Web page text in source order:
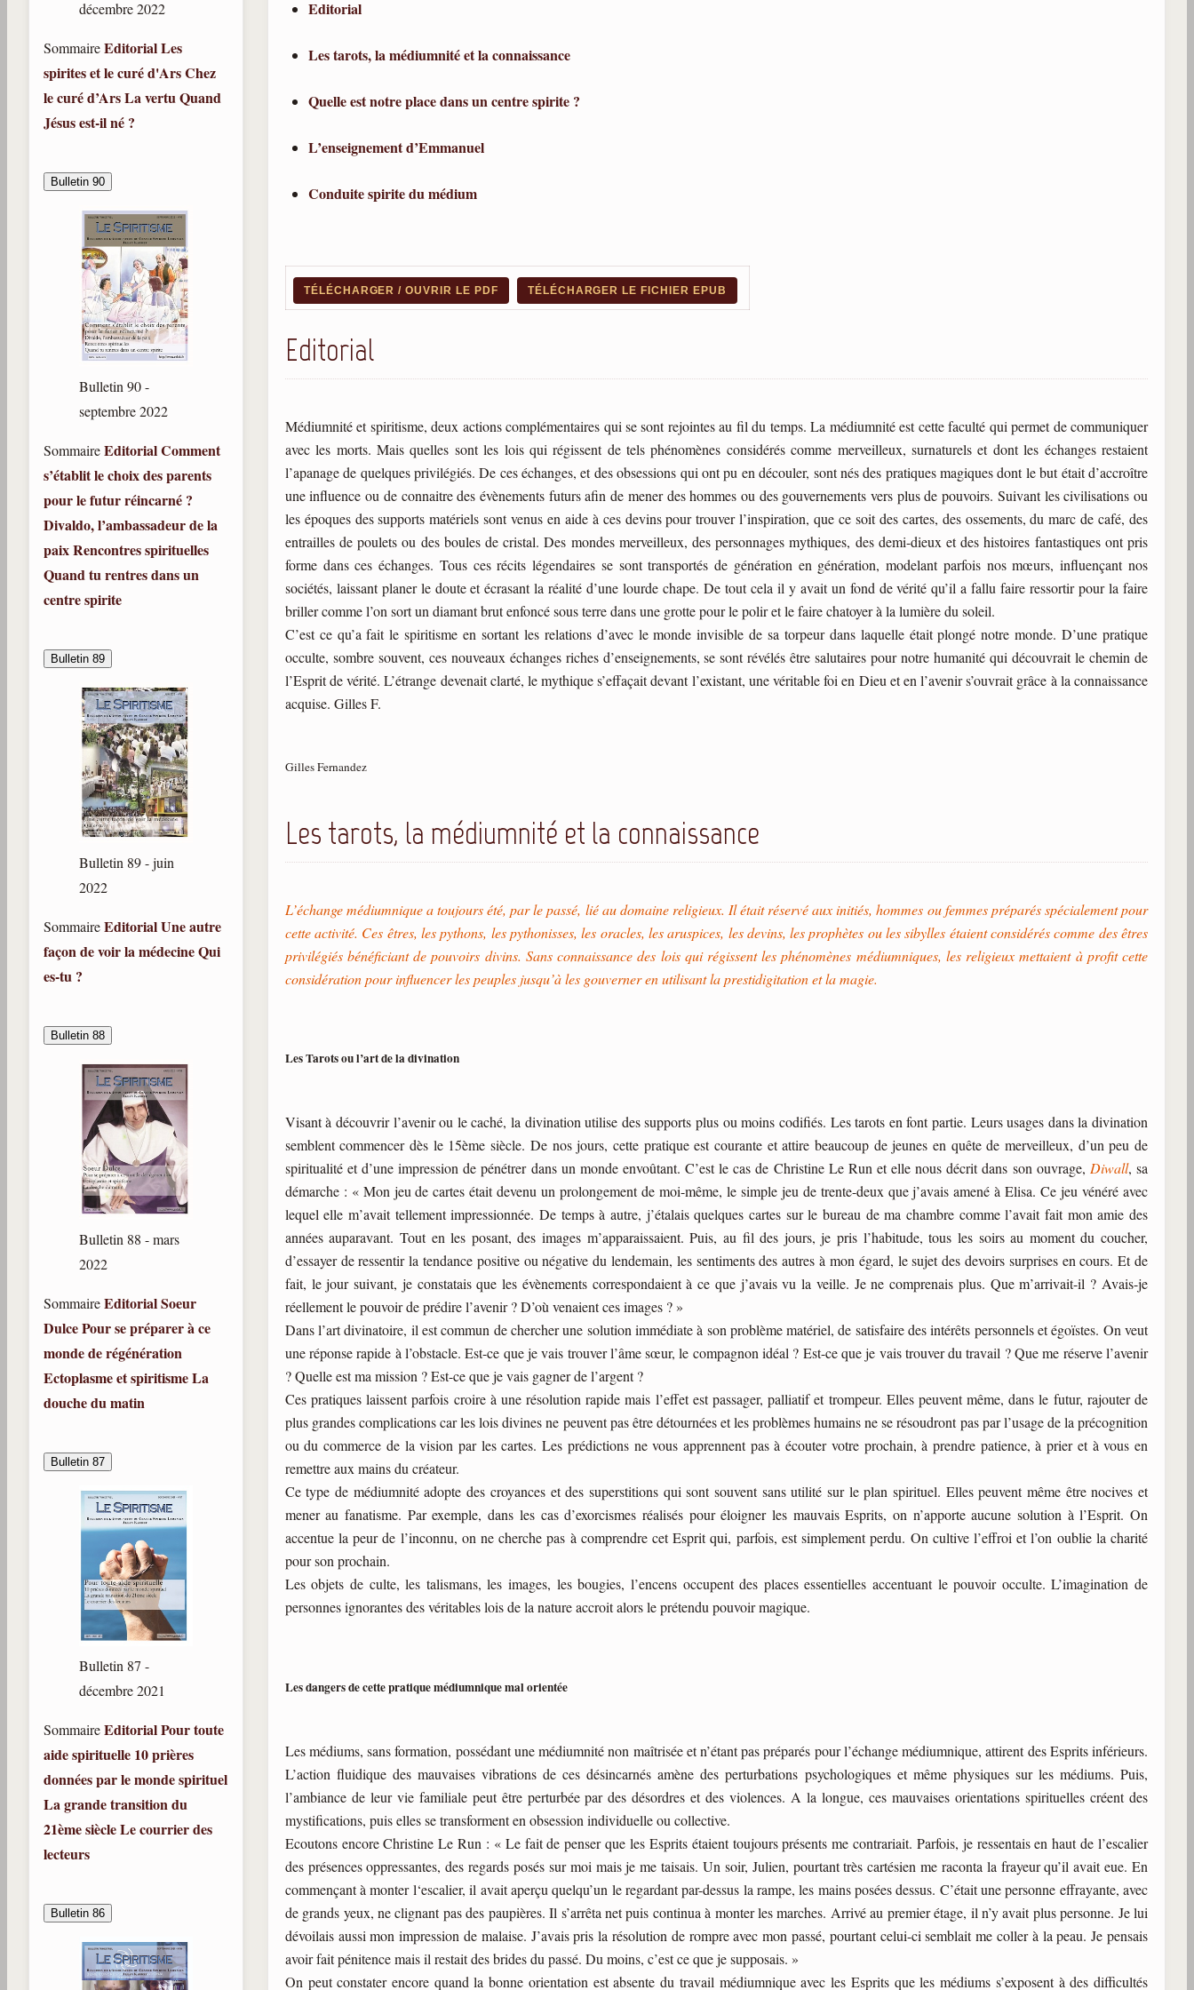
décembre 2022
SommaireEditorialLes
spirites et le curé d'ArsChez
le curé d’ArsLa vertuQuand
Jésus est-il né ?
Bulletin 90
Bulletin 90 -
septembre 2022
SommaireEditorialComment
s’établit le choix des parents
pour le futur réincarné ?
Divaldo, l’ambassadeur de la
paixRencontres spirituelles
Quand tu rentres dans un
centre spirite
Bulletin 89
Bulletin 89 - juin
2022
SommaireEditorialUne autre
façon de voir la médecineQui
es-tu ?
Bulletin 88
Bulletin 88 - mars
2022
SommaireEditorialSoeur
DulcePour se préparer à ce
monde de régénération
Ectoplasme et spiritismeLa
douche du matin
Bulletin 87
Bulletin 87 -
décembre 2021
SommaireEditorialPour toute
aide spirituelle 10 prières
données par le monde spirituel
La grande transition du
21ème siècleLe courrier des
lecteurs
Bulletin 86
Editorial
Les tarots, la médiumnité et la connaissance
Quelle est notre place dans un centre spirite ?
L’enseignement d’Emmanuel
Conduite spirite du médium
TÉLÉCHARGER / OUVRIR LE PDF TÉLÉCHARGER LE FICHIER EPUB
Editorial
Médiumnité et spiritisme, deux actions complémentaires qui se sont rejointes au fil du temps. La médiumnité est cette faculté qui permet de communiquer
avec les morts. Mais quelles sont les lois qui régissent de tels phénomènes considérés comme merveilleux, surnaturels et dont les échanges restaient
l’apanage de quelques privilégiés. De ces échanges, et des obsessions qui ont pu en découler, sont nés des pratiques magiques dont le but était d’accroître
une influence ou de connaitre des évènements futurs afin de mener des hommes ou des gouvernements vers plus de pouvoirs. Suivant les civilisations ou
les époques des supports matériels sont venus en aide à ces devins pour trouver l’inspiration, que ce soit des cartes, des ossements, du marc de café, des
entrailles de poulets ou des boules de cristal. Des mondes merveilleux, des personnages mythiques, des demi-dieux et des histoires fantastiques ont pris
forme dans ces échanges. Tous ces récits légendaires se sont transportés de génération en génération, modelant parfois nos mœurs, influençant nos
sociétés, laissant planer le doute et écrasant la réalité d’une lourde chape. De tout cela il y avait un fond de vérité qu’il a fallu faire ressortir pour la faire
briller comme l’on sort un diamant brut enfoncé sous terre dans une grotte pour le polir et le faire chatoyer à la lumière du soleil.
C’est ce qu’a fait le spiritisme en sortant les relations d’avec le monde invisible de sa torpeur dans laquelle était plongé notre monde. D’une pratique
occulte, sombre souvent, ces nouveaux échanges riches d’enseignements, se sont révélés être salutaires pour notre humanité qui découvrait le chemin de
l’Esprit de vérité. L’étrange devenait clarté, le mythique s’effaçait devant l’existant, une véritable foi en Dieu et en l’avenir s’ouvrait grâce à la connaissance
acquise. Gilles F.
Gilles Fernandez
Les tarots, la médiumnité et la connaissance
L’échange médiumnique a toujours été, par le passé, lié au domaine religieux. Il était réservé aux initiés, hommes ou femmes préparés spécialement pour
cette activité. Ces êtres, les pythons, les pythonisses, les oracles, les aruspices, les devins, les prophètes ou les sibylles étaient considérés comme des êtres
privilégiés bénéficiant de pouvoirs divins. Sans connaissance des lois qui régissent les phénomènes médiumniques, les religieux mettaient à profit cette
considération pour influencer les peuples jusqu’à les gouverner en utilisant la prestidigitation et la magie.
Les Tarots ou l’art de la divination
Visant à découvrir l’avenir ou le caché, la divination utilise des supports plus ou moins codifiés. Les tarots en font partie. Leurs usages dans la divination
semblent commencer dès le 15ème siècle. De nos jours, cette pratique est courante et attire beaucoup de jeunes en quête de merveilleux, d’un peu de
spiritualité et d’une impression de pénétrer dans un monde envoûtant. C’est le cas de Christine Le Run et elle nous décrit dans son ouvrage, Diwall, sa
démarche : « Mon jeu de cartes était devenu un prolongement de moi-même, le simple jeu de trente-deux que j’avais amené à Elisa. Ce jeu vénéré avec
lequel elle m’avait tellement impressionnée. De temps à autre, j’étalais quelques cartes sur le bureau de ma chambre comme l’avait fait mon amie des
années auparavant. Tout en les posant, des images m’apparaissaient. Puis, au fil des jours, je pris l’habitude, tous les soirs au moment du coucher,
d’essayer de ressentir la tendance positive ou négative du lendemain, les sentiments des autres à mon égard, le sujet des devoirs surprises en cours. Et de
fait, le jour suivant, je constatais que les évènements correspondaient à ce que j’avais vu la veille. Je ne comprenais plus. Que m’arrivait-il ? Avais-je
réellement le pouvoir de prédire l’avenir ? D’où venaient ces images ? »
Dans l’art divinatoire, il est commun de chercher une solution immédiate à son problème matériel, de satisfaire des intérêts personnels et égoïstes. On veut
une réponse rapide à l’obstacle. Est-ce que je vais trouver l’âme sœur, le compagnon idéal ? Est-ce que je vais trouver du travail ? Que me réserve l’avenir
? Quelle est ma mission ? Est-ce que je vais gagner de l’argent ?
Ces pratiques laissent parfois croire à une résolution rapide mais l’effet est passager, palliatif et trompeur. Elles peuvent même, dans le futur, rajouter de
plus grandes complications car les lois divines ne peuvent pas être détournées et les problèmes humains ne se résoudront pas par l’usage de la précognition
ou du commerce de la vision par les cartes. Les prédictions ne vous apprennent pas à écouter votre prochain, à prendre patience, à prier et à vous en
remettre aux mains du créateur.
Ce type de médiumnité adopte des croyances et des superstitions qui sont souvent sans utilité sur le plan spirituel. Elles peuvent même être nocives et
mener au fanatisme. Par exemple, dans les cas d’exorcismes réalisés pour éloigner les mauvais Esprits, on n’apporte aucune solution à l’Esprit. On
accentue la peur de l’inconnu, on ne cherche pas à comprendre cet Esprit qui, parfois, est simplement perdu. On cultive l’effroi et l’on oublie la charité
pour son prochain.
Les objets de culte, les talismans, les images, les bougies, l’encens occupent des places essentielles accentuant le pouvoir occulte. L’imagination de
personnes ignorantes des véritables lois de la nature accroit alors le prétendu pouvoir magique.
Les dangers de cette pratique médiumnique mal orientée
Les médiums, sans formation, possédant une médiumnité non maîtrisée et n’étant pas préparés pour l’échange médiumnique, attirent des Esprits inférieurs.
L’action fluidique des mauvaises vibrations de ces désincarnés amène des perturbations psychologiques et même physiques sur les médiums. Puis,
l’ambiance de leur vie familiale peut être perturbée par des désordres et des violences. A la longue, ces mauvaises orientations spirituelles créent des
mystifications, puis elles se transforment en obsession individuelle ou collective.
Ecoutons encore Christine Le Run : « Le fait de penser que les Esprits étaient toujours présents me contrariait. Parfois, je ressentais en haut de l’escalier
des présences oppressantes, des regards posés sur moi mais je me taisais. Un soir, Julien, pourtant très cartésien me raconta la frayeur qu’il avait eue. En
commençant à monter l‘escalier, il avait aperçu quelqu’un le regardant par-dessus la rampe, les mains posées dessus. C’était une personne effrayante, avec
de grands yeux, ne clignant pas des paupières. Il s’arrêta net puis continua à monter les marches. Arrivé au premier étage, il n’y avait plus personne. Je lui
dévoilais aussi mon impression de malaise. J’avais pris la résolution de rompre avec mon passé, pourtant celui-ci semblait me coller à la peau. Je pensais
avoir fait pénitence mais il restait des brides du passé. Du moins, c’est ce que je supposais. »
On peut constater encore quand la bonne orientation est absente du travail médiumnique avec les Esprits que les médiums s’exposent à des difficultés